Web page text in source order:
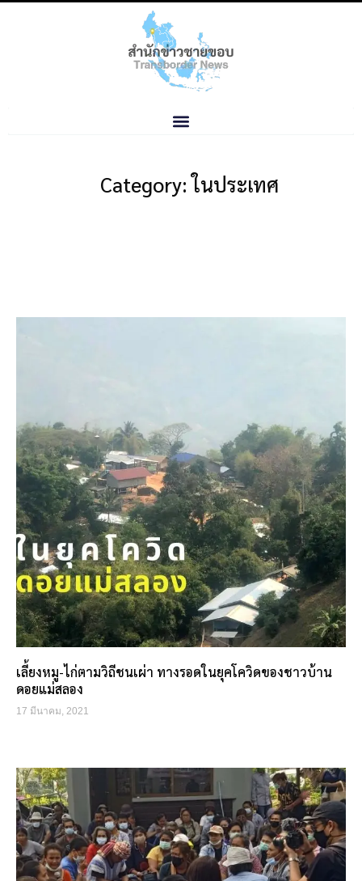
Category: ในประเทศ
เลี้ยงหมู-ไก่ตามวิถีชนเผ่า ทางรอดในยุคโควิดของชาวบ้าน
ดอยแม่สลอง
17 มีนาคม, 2021